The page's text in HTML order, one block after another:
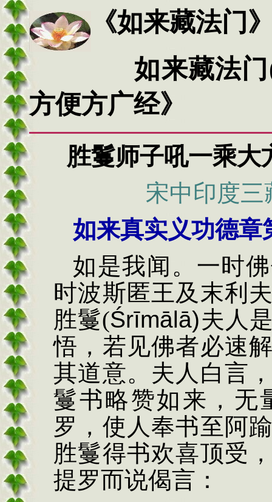
《如来藏法门
如来藏法门
方便方广经》
胜鬘师子吼一乘大
宋中印度三
如来真实义功德章
如是我闻。一时
时波斯匿王及末利
胜鬘(Śrīmālā)夫人
悟，若见佛者必速
其道意。夫人白言
鬘书略赞如来，无
罗，使人奉书至阿
胜鬘得书欢喜顶受
提罗而说偈言：